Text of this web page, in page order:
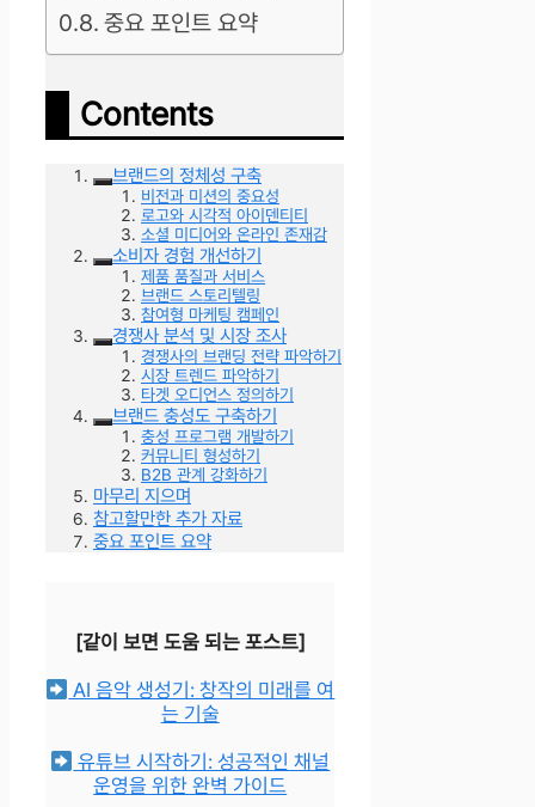
중요 포인트 요약
Contents
브랜드의 정체성 구축
비전과 미션의 중요성
로고와 시각적 아이덴티티
소셜 미디어와 온라인 존재감
소비자 경험 개선하기
제품 품질과 서비스
브랜드 스토리텔링
참여형 마케팅 캠페인
경쟁사 분석 및 시장 조사
경쟁사의 브랜딩 전략 파악하기
시장 트렌드 파악하기
타겟 오디언스 정의하기
브랜드 충성도 구축하기
충성 프로그램 개발하기
커뮤니티 형성하기
B2B 관계 강화하기
마무리 지으며
참고할만한 추가 자료
중요 포인트 요약
[같이 보면 도움 되는 포스트]
AI 음악 생성기: 창작의 미래를 여
는 기술
유튜브 시작하기: 성공적인 채널
운영을 위한 완벽 가이드